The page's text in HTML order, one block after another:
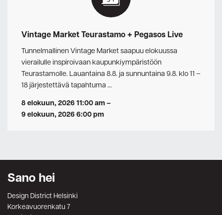
Vintage Market Teurastamo + Pegasos Live
Tunnelmallinen Vintage Market saapuu elokuussa
vierailulle inspiroivaan kaupunkiympäristöön
Teurastamolle. Lauantaina 8.8. ja sunnuntaina 9.8. klo 11 –
18 järjestettävä tapahtuma …
8 elokuun, 2026 11:00 am–
9 elokuun, 2026 6:00 pm
Sano hei
Design District Helsinki
Korkeavuorenkatu 7